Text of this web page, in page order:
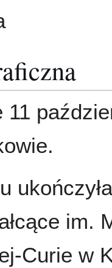
11
im.
Curie w